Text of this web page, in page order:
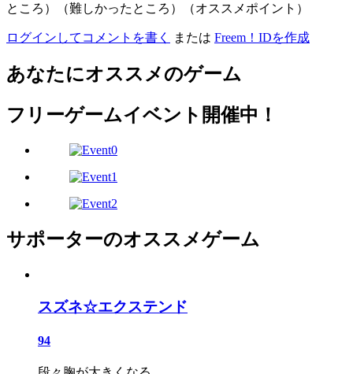
ところ）（難しかったところ）（オススメポイント）
ログインしてコメントを書く または Freem！IDを作成
あなたにオススメのゲーム
フリーゲームイベント開催中！
サポーターのオススメゲーム
スズネ☆エクステンド
94